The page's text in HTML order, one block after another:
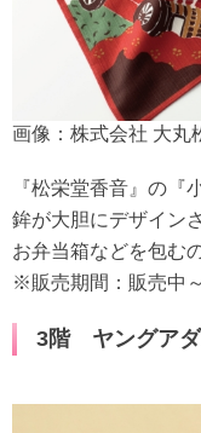
画像：株式会社 大丸
『松栄堂香音』の『
鉾が大胆にデザイン
お弁当箱などを包む
※販売期間：販売中
3階 ヤングアダ